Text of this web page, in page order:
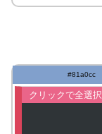
#81a0cc